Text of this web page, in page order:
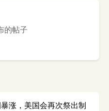
的帖子
涨，美国会再次祭出制